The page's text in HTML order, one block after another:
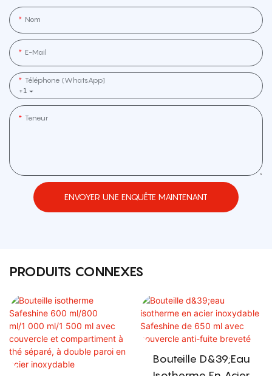
Nom
E-Mail
+1
Téléphone (WhatsApp]
Teneur
ENVOYER UNE ENQUÊTE MAINTENANT
PRODUITS CONNEXES
Bouteille D&39;eau